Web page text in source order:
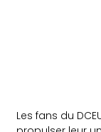
Les fans du